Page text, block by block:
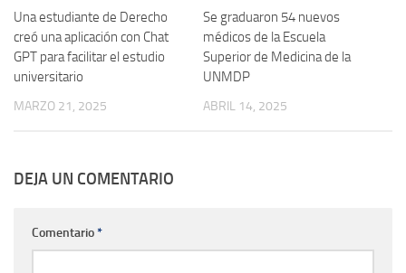
Una estudiante de Derecho
creó una aplicación con Chat
GPT para facilitar el estudio
universitario
MARZO 21, 2025
Se graduaron 54 nuevos
médicos de la Escuela
Superior de Medicina de la
UNMDP
ABRIL 14, 2025
DEJA UN COMENTARIO
Comentario*